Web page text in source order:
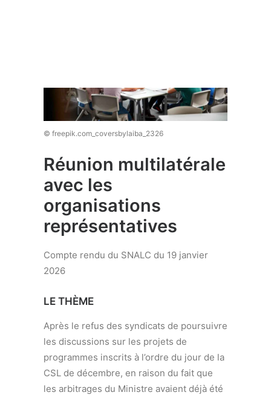
© freepik.com_coversbylaiba_2326
Réunion multilatérale
avec les
organisations
représentatives
Compte rendu du SNALC du 19 janvier
2026
LE THÈME
Après le refus des syndicats de poursuivre
les discussions sur les projets de
programmes inscrits à l’ordre du jour de la
CSL de décembre, en raison du fait que
les arbitrages du Ministre avaient déjà été